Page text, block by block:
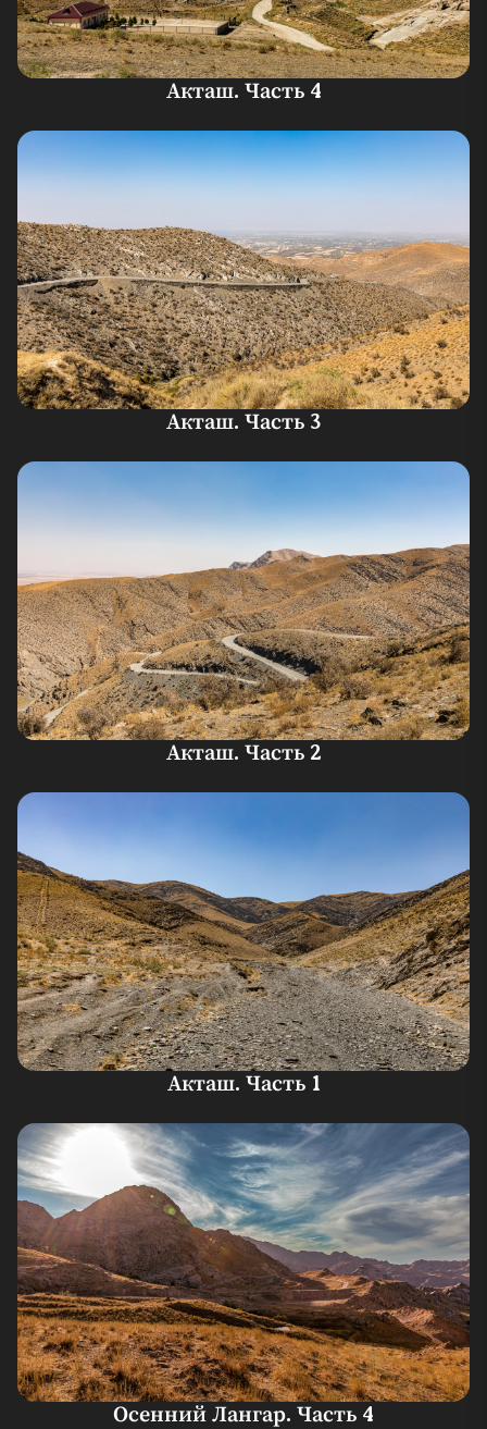
Акташ. Часть 4
Акташ. Часть 3
Акташ. Часть 2
Акташ. Часть 1
Осенний Лангар. Часть 4